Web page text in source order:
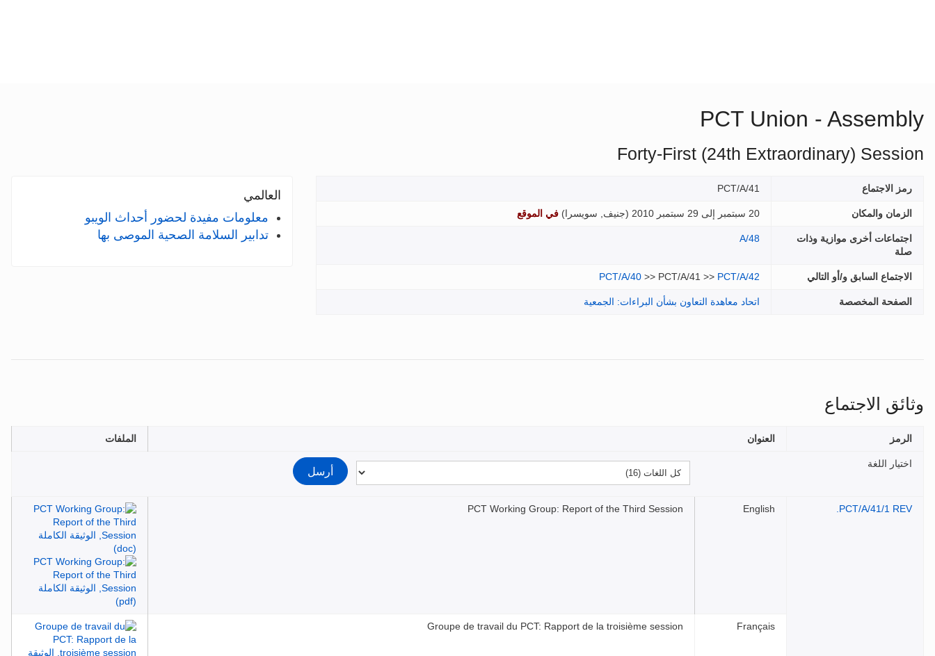
PCT Union - Assembly
Forty-First (24th Extraordinary) Session
رمز الاجتماع PCT/A/41
الزمان والمكان 20 سبتمبر إلى 29 سبتمبر 2010 ( جنيف, سويسرا) في الموقع
اجتماعات أخرى موازية وذات
صلة
A/48
الاجتماع السابق و/أو التالي PCT/A/40 >> PCT/A/41 >> PCT/A/42
الصفحة المخصصة اتحاد معاهدة التعاون بشأن البراءات: الجمعية
العالمي
معلومات مفيدة لحضور أحداث الويبو
تدابير السلامة الصحية الموصى بها
وثائق الاجتماع
اختيار اللغة
الرمز العنوان الملفات
PCT/A/41/1 REV.
English
PCT Working Group: Report of the Third Session
Français
Groupe de travail du PCT: Rapport de la troisième session